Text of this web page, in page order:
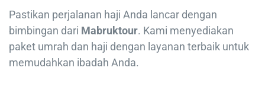
Pastikan perjalanan haji Anda lancar dengan
bimbingan dari Mabruktour. Kami menyediakan
paket umrah dan haji dengan layanan terbaik untuk
memudahkan ibadah Anda.